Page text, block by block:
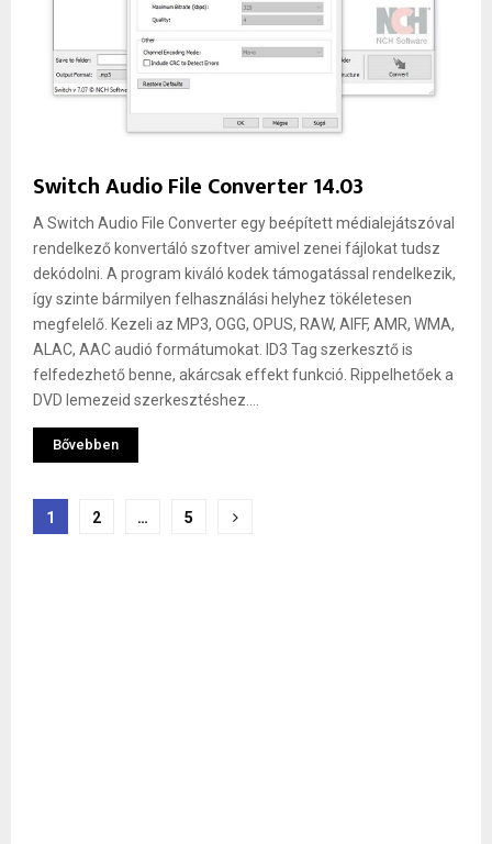
Switch Audio File Converter 14.03
A Switch Audio File Converter egy beépített médialejátszóval
rendelkező konvertáló szoftver amivel zenei fájlokat tudsz
dekódolni. A program kiváló kodek támogatással rendelkezik,
így szinte bármilyen felhasználási helyhez tökéletesen
megfelelő. Kezeli az MP3, OGG, OPUS, RAW, AIFF, AMR, WMA,
ALAC, AAC audió formátumokat. ID3 Tag szerkesztő is
felfedezhető benne, akárcsak effekt funkció. Rippelhetőek a
DVD lemezeid szerkesztéshez....
Bővebben
Bejegyzések
1 2 … 5